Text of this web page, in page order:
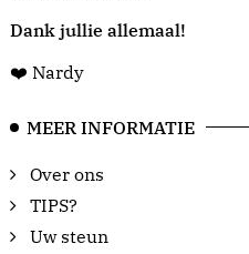
Dank jullie allemaal!
❤️ Nardy
MEER INFORMATIE
Over ons
TIPS?
Uw steun